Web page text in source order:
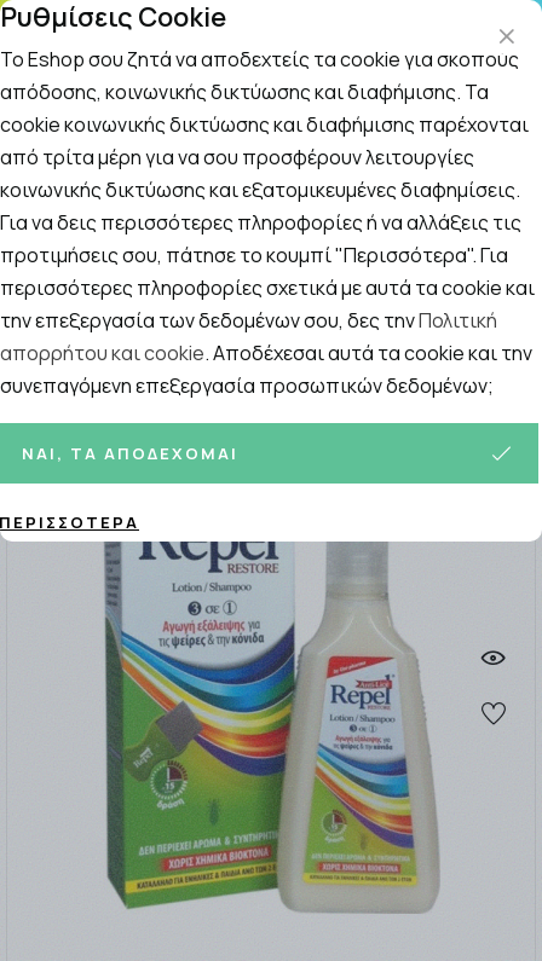
ΤΗΛΕΦΩΝΙΚΟ ΚΕΝΤΡΟ: Δευτ.-Παρασκευή 09:00-14:00 και Σάββατο
09:00-14:00
Αναζήτηση
Αρχική / ΜΗΤΕΡΑ ΚΑΙ ΠΑΙΔΙ / Παιδική Φροντίδα και Υγιεινή
Αντιφθειρικά
Ταξινόμηση Προβολή
19ΠΡΟΪΌΝΤΑ
Ρυθμίσεις Cookie
Το Eshop σου ζητά να αποδεχτείς τα cookie για σκοπούς
απόδοσης, κοινωνικής δικτύωσης και διαφήμισης. Τα
cookie κοινωνικής δικτύωσης και διαφήμισης παρέχονται
από τρίτα μέρη για να σου προσφέρουν λειτουργίες
κοινωνικής δικτύωσης και εξατομικευμένες διαφημίσεις.
Για να δεις περισσότερες πληροφορίες ή να αλλάξεις τις
προτιμήσεις σου, πάτησε το κουμπί "Περισσότερα". Για
περισσότερες πληροφορίες σχετικά με αυτά τα cookie και
την επεξεργασία των δεδομένων σου, δες τηνΠολιτική
απορρήτου και cookie. Αποδέχεσαι αυτά τα cookie και την
συνεπαγόμενη επεξεργασία προσωπικών δεδομένων;
ΝΑΙ, ΤΑ ΑΠΟΔΈΧΟΜΑΙ
ΠΕΡΙΣΣΌΤΕΡΑ